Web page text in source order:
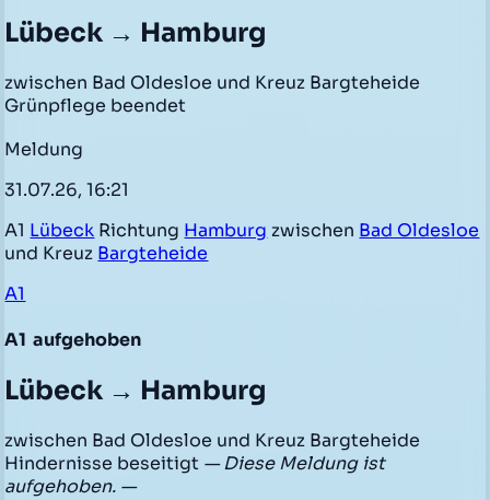
Lübeck → Hamburg
zwischen Bad Oldesloe und Kreuz Bargteheide
Grünpflege beendet
Meldung
31.07.26, 16:21
A1 Lübeck Richtung Hamburg zwischen Bad Oldesloe
und Kreuz Bargteheide
A1
A1 aufgehoben
Lübeck → Hamburg
zwischen Bad Oldesloe und Kreuz Bargteheide
Hindernisse beseitigt — Diese Meldung ist
aufgehoben. —